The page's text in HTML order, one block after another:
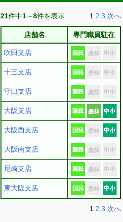
21件中1～8件を表示 1 2 3 次へ
店舗名 専門職員駐在
吹田支店
十三支店
守口支店
大阪支店
大阪西支店
大阪南支店
尼崎支店
東大阪支店
1 2 3 次へ